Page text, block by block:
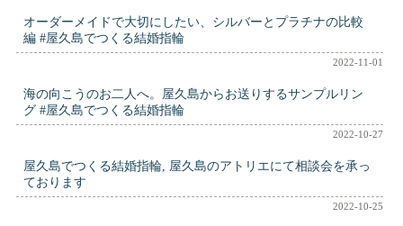
オーダーメイドで大切にしたい、シルバーとプラチナの比較
編 #屋久島でつくる結婚指輪
2022-11-01
海の向こうのお二人へ。屋久島からお送りするサンプルリン
グ #屋久島でつくる結婚指輪
2022-10-27
屋久島でつくる結婚指輪, 屋久島のアトリエにて相談会を承っ
ております
2022-10-25